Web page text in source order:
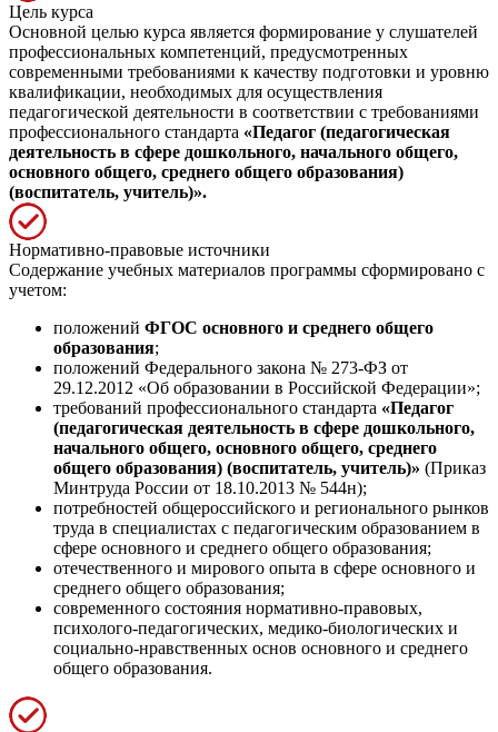
Цель курса
Основной целью курса является формирование у слушателей
профессиональных компетенций, предусмотренных
современными требованиями к качеству подготовки и уровню
квалификации, необходимых для осуществления
педагогической деятельности в соответствии с требованиями
профессионального стандарта «Педагог (педагогическая
деятельность в сфере дошкольного, начального общего,
основного общего, среднего общего образования)
(воспитатель, учитель)».
Нормативно-правовые источники
Содержание учебных материалов программы сформировано с
учетом:
положений ФГОС основного и среднего общего
образования;
положений Федерального закона № 273-ФЗ от
29.12.2012 «Об образовании в Российской Федерации»;
требований профессионального стандарта «Педагог
(педагогическая деятельность в сфере дошкольного,
начального общего, основного общего, среднего
общего образования) (воспитатель, учитель)» (Приказ
Минтруда России от 18.10.2013 № 544н);
потребностей общероссийского и регионального рынков
труда в специалистах с педагогическим образованием в
сфере основного и среднего общего образования;
отечественного и мирового опыта в сфере основного и
среднего общего образования;
современного состояния нормативно-правовых,
психолого-педагогических, медико-биологических и
социально-нравственных основ основного и среднего
общего образования.